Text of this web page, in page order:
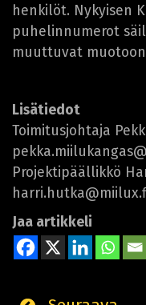
henkilöt. Nykyisen
puhelinnumerot
muuttuvat
Lisätiedot
Toimitusjohtaja
Projektipäällikkö
Jaa artikkeli